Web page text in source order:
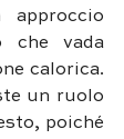
approccio
che vada
calorica.
un ruolo
poiché